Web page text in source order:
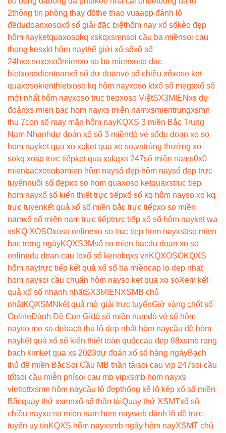
2thông tin phòng thay đồthe thao vuaapp đánh lô
đềdudoanxosoxổ số giải đặc biệthôm nay xổ sốkèo đẹp
hôm nayketquaxosokq xskqxsmnsoi cầu ba miềnsoi cau
thong kesxkt hôm naythế giới xổ sốxổ số
24hxo.soxoso3mienxo so ba mienxoso dac
bietxosodientoanxổ số dự đoánvé số chiều xổxoso ket
quaxosokienthietxoso kq hôm nayxoso ktxổ số megaxổ số
mới nhất hôm nayxoso truc tiepxoso ViệtSX3MIENxs dự
đoánxs mien bac hom nayxs miên namxsmientrungxsmn
thu 7con số may mắn hôm nayKQXS 3 miền Bắc Trung
Nam Nhanhdự đoán xổ số 3 miềndò vé sốdu doan xo so
hom nayket qua xo xoket qua xo so.vntrúng thưởng xo
sokq xoso trực tiếpket qua xskqxs 247số miền nams0x0
mienbacxosobamien hôm naysố đẹp hôm naysố đẹp trực
tuyếnnuôi số đẹpxo so hom quaxoso ketquaxstruc tiep
hom nayxổ số kiến thiết trực tiếpxổ số kq hôm nayso xo kq
trực tuyenkết quả xổ số miền bắc trực tiếpxo so miền
namxổ số miền nam trực tiếptrực tiếp xổ số hôm nayket wa
xsKQ XOSOxoso onlinexo so truc tiep hom nayxsttso mien
bac trong ngàyKQXS3Msố so mien bacdu doan xo so
onlinedu doan cau loxổ số kenokqxs vnKQXOSOKQXS
hôm naytrực tiếp kết quả xổ số ba miềncap lo dep nhat
hom naysoi cầu chuẩn hôm nayso ket qua xo soXem kết
quả xổ số nhanh nhấtSX3MIEN XSMB chủ
nhậtKQXSMN kết quả mở giải trực tuyếnGiờ vàng chốt số
OnlineĐánh Đề Con Gìdò số miền namdò vé số hôm
nayso mo so debach thủ lô đẹp nhất hôm naycầu đề hôm
naykết quả xổ số kiến thiết toàn quốccau dep 88xsmb rong
bach kimket qua xs 2023dự đoán xổ số hàng ngàyBạch
thủ đề miền BắcSoi Cầu MB thần tàisoi cau vip 247soi cầu
tốtsoi cầu miễn phísoi cau mb vipxsmb hom nayxs
vietlottxsmn hôm naycầu lô đẹpthống kê lô kép xổ số miền
Bắcquay thử xsmnxổ số thần tàiQuay thử XSMTxổ số
chiều nayxo so mien nam hom nayweb đánh lô đề trực
tuyến uy tínKQXS hôm nayxsmb ngày hôm nayXSMT chủ